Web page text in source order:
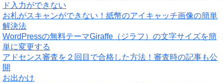
ド入力ができない
お札がスキャンができない！紙幣のアイキャッチ画像の簡単
解決法
WordPressの無料テーマGiraffe（ジラフ）の文字サイズを簡
単に変更する
アドセンス審査を２回目で合格した方法！審査時の記事も公
開
お出かけ